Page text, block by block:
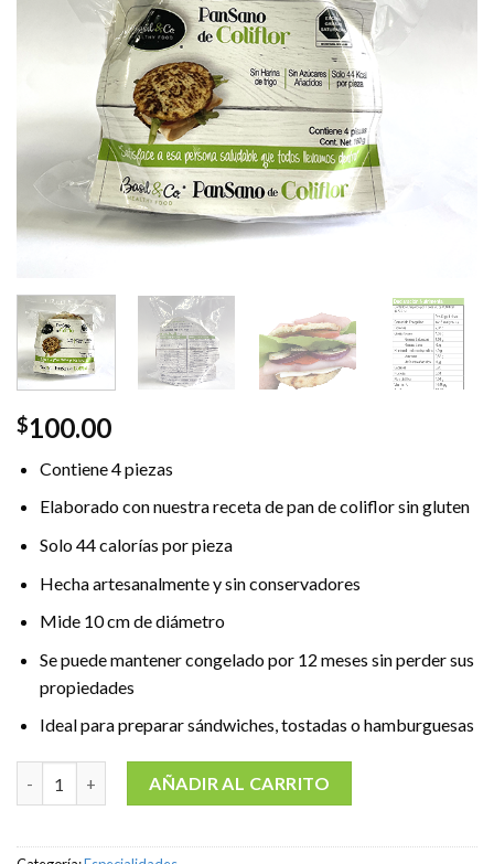
$100.00
Contiene 4 piezas
Elaborado con nuestra receta de pan de coliflor sin gluten
Solo 44 calorías por pieza
Hecha artesanalmente y sin conservadores
Mide 10 cm de diámetro
Se puede mantener congelado por 12 meses sin perder sus
propiedades
Ideal para preparar sándwiches, tostadas o hamburguesas
PanSano de Coliflor (4 pzas.) cantidad
AÑADIR AL CARRITO